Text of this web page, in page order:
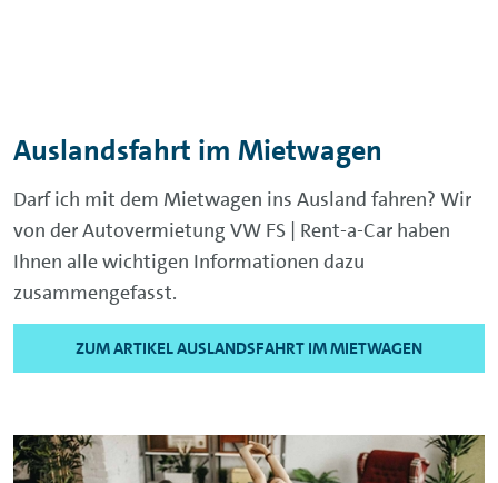
Auslandsfahrt im Mietwagen
Darf ich mit dem Mietwagen ins Ausland fahren? Wir
von der Autovermietung VW FS | Rent-a-Car haben
Ihnen alle wichtigen Informationen dazu
zusammengefasst.
ZUM ARTIKEL AUSLANDSFAHRT IM MIETWAGEN